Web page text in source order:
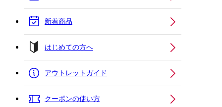
新着商品
はじめての方へ
アウトレットガイド
クーポンの使い方